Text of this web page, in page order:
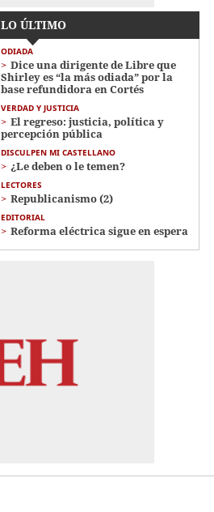
LO ÚLTIMO
ODIADA
Dice una dirigente de Libre que
Shirley es “la más odiada” por la
base refundidora en Cortés
VERDAD Y JUSTICIA
El regreso: justicia, política y
percepción pública
DISCULPEN MI CASTELLANO
¿Le deben o le temen?
LECTORES
Republicanismo (2)
EDITORIAL
Reforma eléctrica sigue en espera